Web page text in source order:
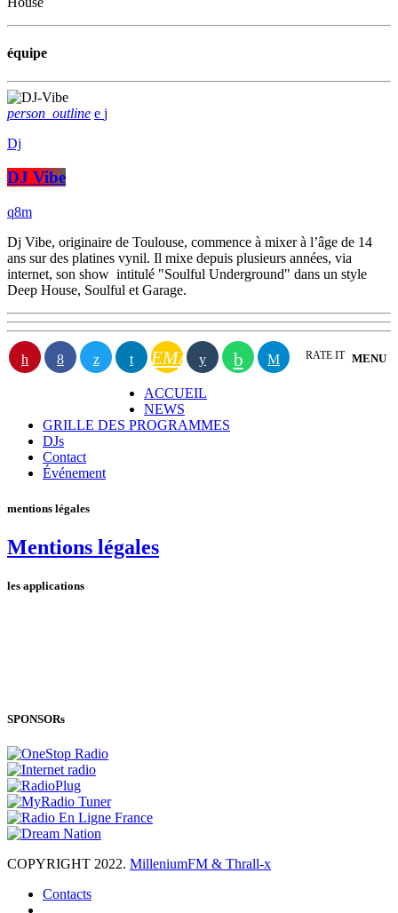
équipe
person_outline
Dj
DJ Vibe
Dj Vibe, originaire de Toulouse, commence à mixer à l’âge de 14
ans sur des platines vynil. Il mixe depuis plusieurs années, via
internet, son show intitulé "Soulful Underground" dans un style
Deep House, Soulful et Garage.
EMAIL RATE IT MENU
ACCUEIL
NEWS
GRILLE DES PROGRAMMES
DJs
Contact
Événement
mentions légales
Mentions légales
les applications
SPONSORs
COPYRIGHT 2022. MilleniumFM & Thrall-x
Contacts